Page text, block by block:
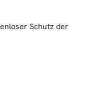
Schutz der